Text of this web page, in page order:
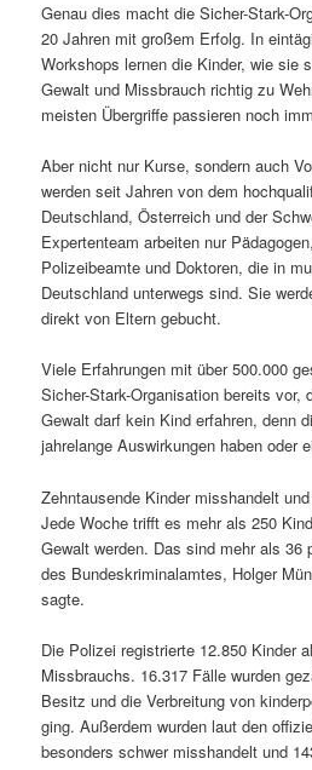
Genau dies macht die Sicher-Stark-
20 Jahren mit großem Erfolg. In
Workshops lernen die Kinder, wie sie
Gewalt und Missbrauch richtig zu
meisten Übergriffe passieren noch
Aber nicht nur Kurse, sondern auch
werden seit Jahren von dem
Deutschland, Österreich und der
Expertenteam arbeiten nur
Polizeibeamte und Doktoren, die in
Deutschland unterwegs sind. Sie
direkt von Eltern gebucht.
Viele Erfahrungen mit über 500.000
Sicher-Stark-Organisation bereits vor,
Gewalt darf kein Kind erfahren, denn
jahrelange Auswirkungen haben oder
Zehntausende Kinder misshandelt
Jede Woche trifft es mehr als 250
Gewalt werden. Das sind mehr als 36
des Bundeskriminalamtes, Holger
sagte.
Die Polizei registrierte 12.850 Kinder
Missbrauchs. 16.317 Fälle wurden
Besitz und die Verbreitung von
ging. Außerdem wurden laut den
besonders schwer misshandelt und